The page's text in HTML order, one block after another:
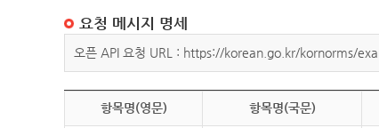
요청 메시지 명세
오픈 API 요청 URL : https://korean.go.kr/kornorms/
항목명(영문) 항목명(국문)